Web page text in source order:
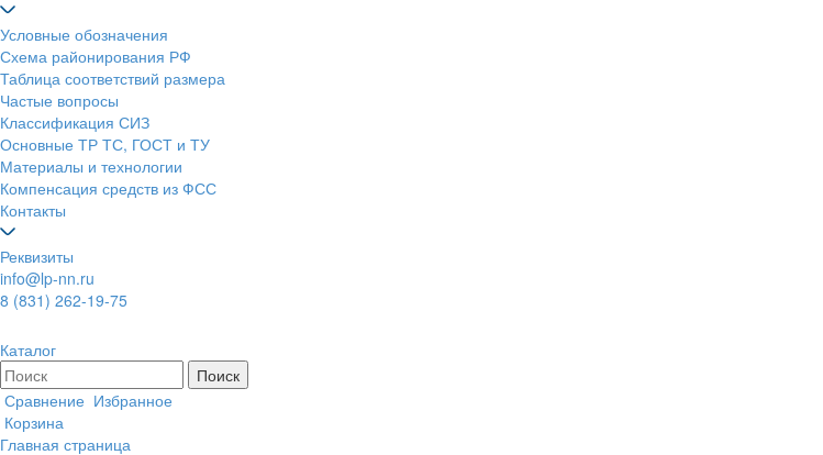
Условные обозначения
Схема районирования РФ
Таблица соответствий размера
Частые вопросы
Классификация СИЗ
Основные ТР ТС, ГОСТ и ТУ
Материалы и технологии
Компенсация средств из ФСС
Контакты
Реквизиты
info@lp-nn.ru
8 (831) 262-19-75
Каталог
Сравнение Избранное
Корзина
Главная страница